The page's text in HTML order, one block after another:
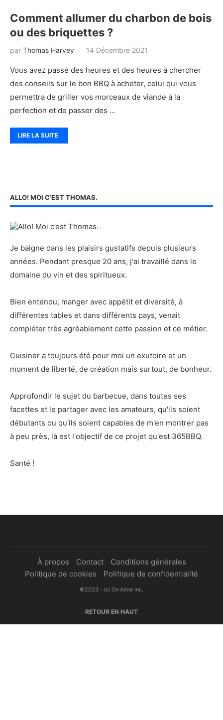
Comment allumer du charbon de bois
ou des briquettes ?
par Thomas Harvey 14 Décembre 2021
Vous avez passé des heures et des heures à chercher
des conseils sur le bon BBQ à acheter, celui qui vous
permettra de griller vos morceaux de viande à la
perfection et de passer des …
LIRE LA SUITE
ALLO! MOI C’EST THOMAS.
Je baigne dans les plaisirs gustatifs depuis plusieurs
années. Pendant presque 20 ans, j'ai travaillé dans le
domaine du vin et des spiritueux.
Bien entendu, manger avec appétit et diversité, à
différentes tables et dans différents pays, venait
compléter très agréablement cette passion et ce métier.
Cuisiner a toujours été pour moi un exutoire et un
moment de liberté, de création mais surtout, de bonheur.
Approfondir le sujet du barbecue, dans toutes ses
facettes et le partager avec les amateurs, qu'ils soient
débutants ou qu'ils soient capables de m'en montrer pas
à peu près, là est l'objectif de ce projet qu'est 365BBQ.
Santé !
À propos Contact
Conditions générales
Politique de cookies
Politique de confidentialité
©2023 - Ici On Aime Inc.
RETOUR EN HAUT